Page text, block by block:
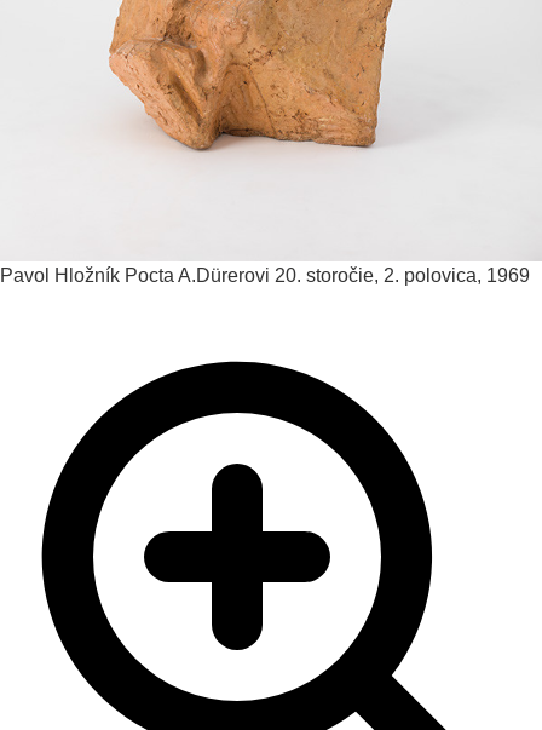
Pavol Hložník Pocta A.Dürerovi 20. storočie, 2. polovica, 1969